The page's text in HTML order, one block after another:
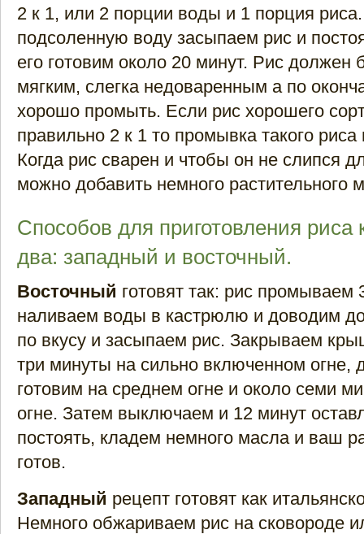
2 к 1, или 2 порции воды и 1 порция
подсоленную воду засыпаем рис и
его готовим около 20 минут. Рис должен
мягким, слегка недоваренным а по
хорошо промыть. Если рис хорошего
правильно 2 к 1 то промывка такого риса
Когда рис сварен и чтобы он не слипся
можно добавить немного растительного
Способов для приготовления риса
два: западный и восточный.
Восточный готовят так: рис промываем
наливаем воды в кастрюлю и доводим
по вкусу и засыпаем рис. Закрываем
три минуты на сильно включенном огне,
готовим на среднем огне и около семи
огне. Затем выключаем и 12 минут
постоять, кладем немного масла и ваш
готов.
Западный рецепт готовят как
Немного обжариваем рис на сковороде